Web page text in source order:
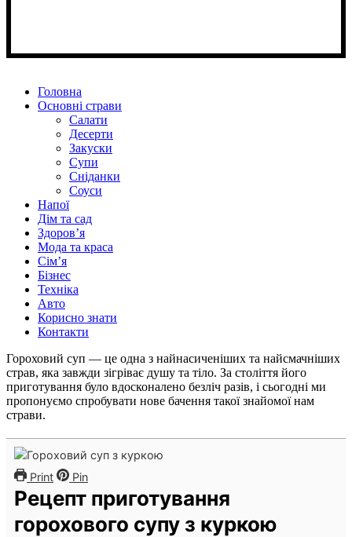
Головна
Основні страви
Салати
Десерти
Закуски
Супи
Сніданки
Соуси
Напої
Дім та сад
Здоровʼя
Мода та краса
Сімʼя
Бізнес
Техніка
Авто
Корисно знати
Контакти
Гороховий суп — це одна з найнасиченіших та найсмачніших
страв, яка завжди зігріває душу та тіло. За століття його
приготування було вдосконалено безліч разів, і сьогодні ми
пропонуємо спробувати нове бачення такої знайомої нам
страви.
Print Pin
Рецепт приготування
горохового супу з куркою